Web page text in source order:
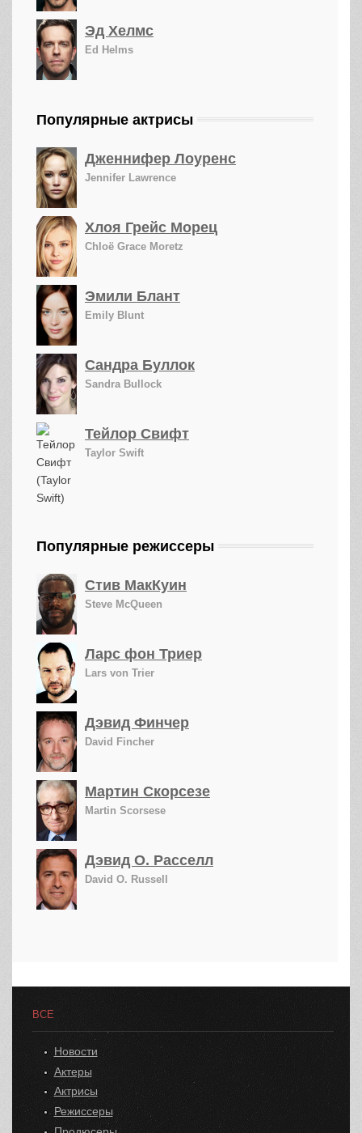
Эд Хелмс
Ed Helms
Популярные актрисы
Дженнифер Лоуренс
Jennifer Lawrence
Хлоя Грейс Морец
Chloë Grace Moretz
Эмили Блант
Emily Blunt
Сандра Буллок
Sandra Bullock
Тейлор Свифт
Taylor Swift
Популярные режиссеры
Стив МакКуин
Steve McQueen
Ларс фон Триер
Lars von Trier
Дэвид Финчер
David Fincher
Мартин Скорсезе
Martin Scorsese
Дэвид О. Расселл
David O. Russell
ВСЕ
Новости
Актеры
Актрисы
Режиссеры